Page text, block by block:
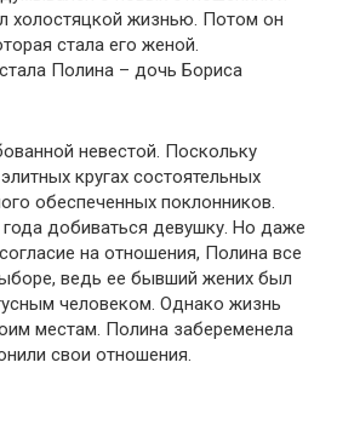
холостяцкой жизнью. Потом он
стала его женой.
Полина – дочь Бориса
невестой. Поскольку
кругах состоятельных
обеспеченных поклонников.
добиваться девушку. Но даже
на отношения, Полина все
ведь ее бывший жених был
человеком. Однако жизнь
местам. Полина забеременела
свои отношения.